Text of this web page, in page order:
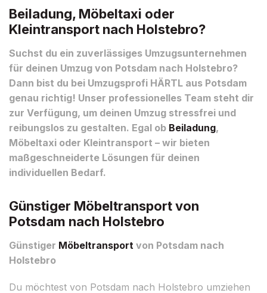
Beiladung, Möbeltaxi oder
Kleintransport nach Holstebro?
Suchst du ein zuverlässiges Umzugsunternehmen
für deinen Umzug von Potsdam nach Holstebro?
Dann bist du bei Umzugsprofi HÄRTL aus Potsdam
genau richtig! Unser professionelles Team steht dir
zur Verfügung, um deinen Umzug stressfrei und
reibungslos zu gestalten. Egal ob Beiladung,
Möbeltaxi oder Kleintransport – wir bieten
maßgeschneiderte Lösungen für deinen
individuellen Bedarf.
Günstiger Möbeltransport von
Potsdam nach Holstebro
Günstiger Möbeltransport von Potsdam nach
Holstebro
Du möchtest von Potsdam nach Holstebro umziehen